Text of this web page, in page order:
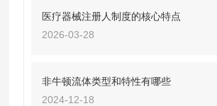
医疗器械注册人制度的核心特点
2026-03-28
非牛顿流体类型和特性有哪些
2024-12-18